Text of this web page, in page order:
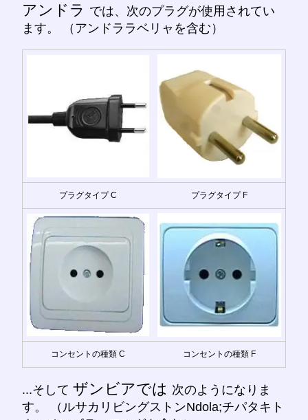
アンドラ では、次のプラグが使用されてい
ます。 （アンドララベリャを含む）
プラグタイプ C プラグタイプ F
コンセントの種類 C コンセントの種類 F
...そして ザンビアでは 次のようになりま
す。 （ルサカリビングストンNdola;チパタキト